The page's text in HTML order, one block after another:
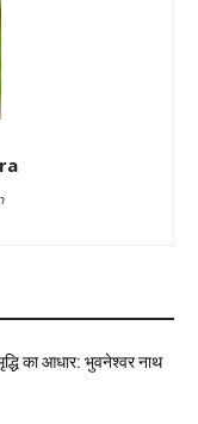
का आधार: भुवनेश्वर नाथ